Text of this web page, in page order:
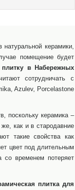
керамики,
помещение будет
плитку в Набережных
сотрудничать с
Azulev, Porcelastone
поскольку керамика –
как и в стародавние
такие свойства как
цвет под длительным
со временем потеряет
плитка для